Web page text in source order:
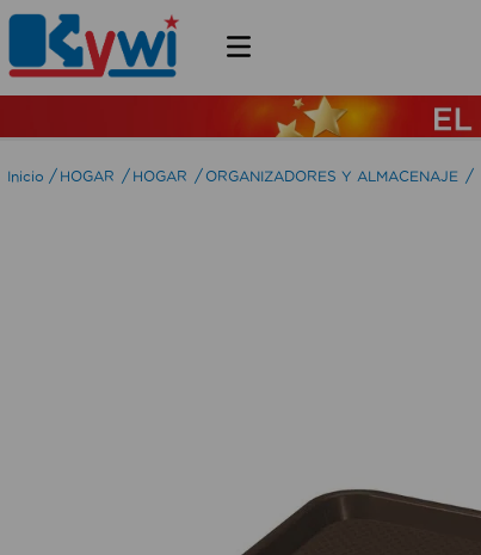
HOGAR HOGAR ORGANIZADORES Y ALMACENAJE